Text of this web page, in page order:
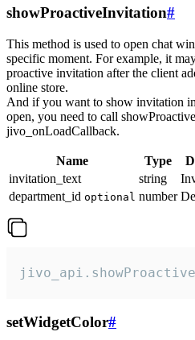
showProactiveInvitation#
This method is used to open chat
specific moment. For example, it
proactive invitation after the client
online store.
And if you want to show invitation
open, you need to call
jivo_onLoadCallback.
Name Type
invitation_text
string
department_id optional number
setWidgetColor#